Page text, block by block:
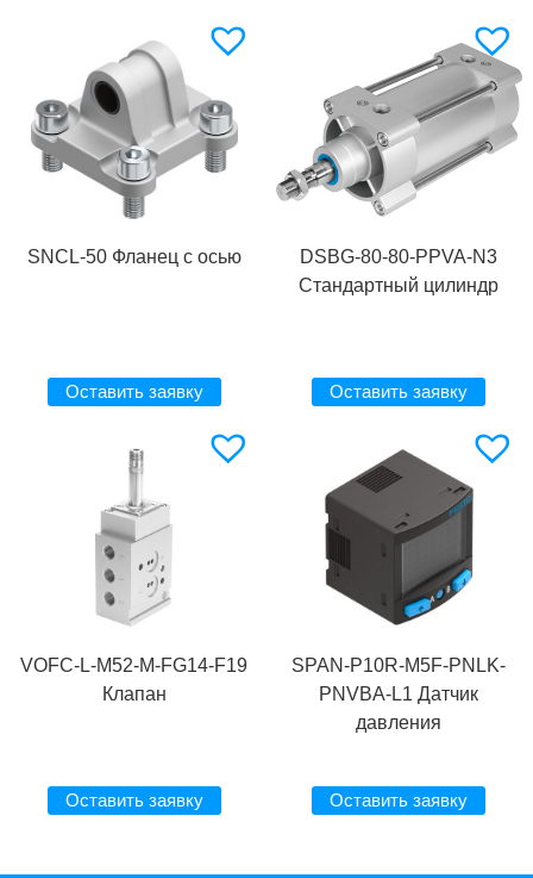
SNCL-50 Фланец с осью
Оставить заявку
DSBG-80-80-PPVA-N3
Стандартный цилиндр
Оставить заявку
VOFC-L-M52-M-FG14-F19
Клапан
Оставить заявку
SPAN-P10R-M5F-PNLK-
PNVBA-L1 Датчик
давления
Оставить заявку